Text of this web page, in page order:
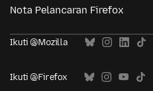
Nota Pelancaran Firefox
Ikuti @Mozilla
Ikuti @Firefox